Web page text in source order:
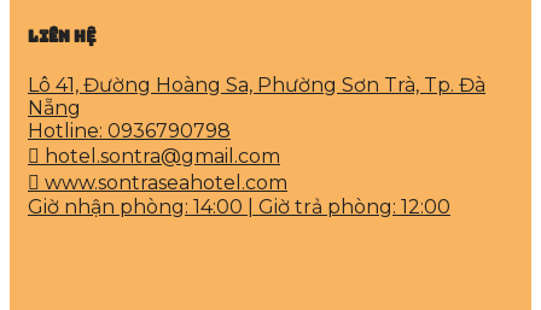
LIÊN HỆ
Lô 41, Đường Hoàng Sa, Phường Sơn Trà, Tp. Đà
Nẵng
Hotline: 0936790798
hotel.sontra@gmail.com
www.sontraseahotel.com
Giờ nhận phòng: 14:00 | Giờ trả phòng: 12:00